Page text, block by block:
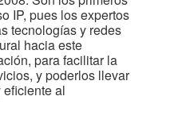
IP, pues los expertos
tecnologías y redes
hacia este
para facilitar la
y poderlos llevar
eficiente al